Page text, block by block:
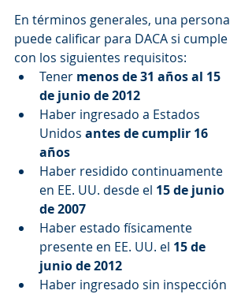
En términos generales, una persona
puede calificar para DACA si cumple
con los siguientes requisitos:
Tener menos de 31 años al 15
de junio de 2012
Haber ingresado a Estados
Unidos antes de cumplir 16
años
Haber residido continuamente
en EE. UU. desde el 15 de junio
de 2007
Haber estado físicamente
presente en EE. UU. el 15 de
junio de 2012
Haber ingresado sin inspección